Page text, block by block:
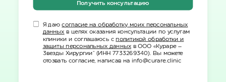
Получить консультацию
Я даюсогласие на обработку моих персональных
данных в целях оказания консультации по услугам
клиники и соглашаюсь с политикой обработки и
защиты персональных данных в ООО «Кураре –
Звезды Хирургии" (ИНН 7733269340). Вы можете
отозвать согласие, написав на info@curare.clinic